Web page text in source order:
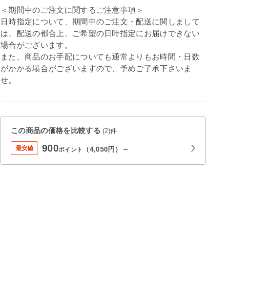
＜期間中のご注文に関するご注意事項＞
日時指定について、期間中のご注文・配送に関しまして
は、配送の都合上、ご希望の日時指定にお届けできない
場合がございます。
また、商品のお手配についても通常よりもお時間・日数
がかかる場合がございますので、予めご了承下さいま
せ。
この商品の価格を比較する(2)件
最安値 900ポイント （4,050円）～